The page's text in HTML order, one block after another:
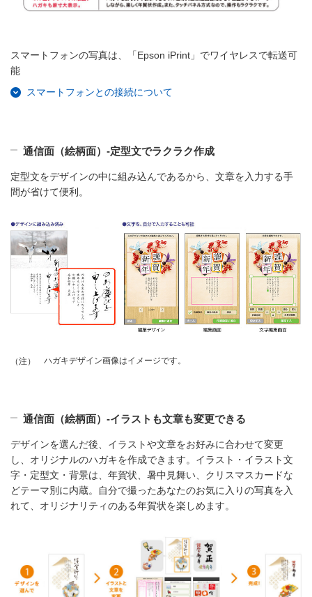
スマートフォンの写真は、「Epson iPrint」でワイヤレスで転送可
能
スマートフォンとの接続について
通信面（絵柄面）‐定型文でラクラク作成
定型文をデザインの中に組み込んであるから、文章を入力する手
間が省けて便利。
（注） ハガキデザイン画像はイメージです。
通信面（絵柄面）‐イラストも文章も変更できる
デザインを選んだ後、イラストや文章をお好みに合わせて変更
し、オリジナルのハガキを作成できます。イラスト・イラスト文
字・定型文・背景は、年賀状、暑中見舞い、クリスマスカードな
どテーマ別に内蔵。自分で撮ったあなたのお気に入りの写真を入
れて、オリジナリティのある年賀状を楽しめます。